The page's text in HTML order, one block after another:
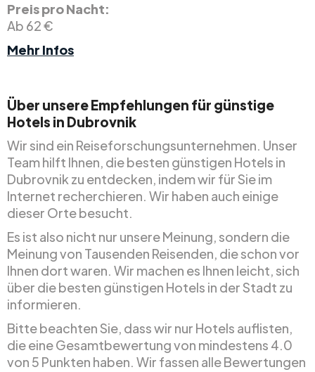
Preis pro Nacht:
Ab 62 €
Mehr Infos
Über unsere Empfehlungen für günstige
Hotels in Dubrovnik
Wir sind ein Reiseforschungsunternehmen. Unser
Team hilft Ihnen, die besten günstigen Hotels in
Dubrovnik zu entdecken, indem wir für Sie im
Internet recherchieren. Wir haben auch einige
dieser Orte besucht.
Es ist also nicht nur unsere Meinung, sondern die
Meinung von Tausenden Reisenden, die schon vor
Ihnen dort waren. Wir machen es Ihnen leicht, sich
über die besten günstigen Hotels in der Stadt zu
informieren.
Bitte beachten Sie, dass wir nur Hotels auflisten,
die eine Gesamtbewertung von mindestens 4.0
von 5 Punkten haben. Wir fassen alle Bewertungen